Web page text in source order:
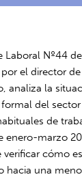
Laboral Nº44
el director
analiza la
del
de
enero-marzo
verificar cómo
hacia una